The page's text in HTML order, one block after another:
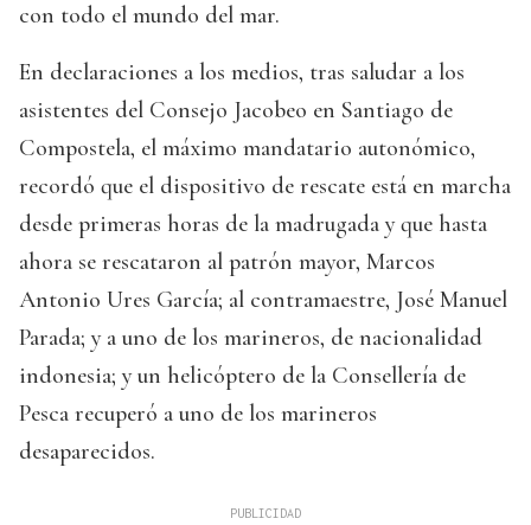
con todo el mundo del mar.
En declaraciones a los medios, tras saludar a los
asistentes del Consejo Jacobeo en Santiago de
Compostela, el máximo mandatario autonómico,
recordó que el dispositivo de rescate está en marcha
desde primeras horas de la madrugada y que hasta
ahora se rescataron al patrón mayor, Marcos
Antonio Ures García; al contramaestre, José Manuel
Parada; y a uno de los marineros, de nacionalidad
indonesia; y un helicóptero de la Consellería de
Pesca recuperó a uno de los marineros
desaparecidos.